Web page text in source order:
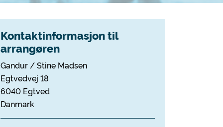
Kontaktinformasjon til
arrangøren
Gandur / Stine Madsen
Egtvedvej 18
6040 Egtved
Danmark